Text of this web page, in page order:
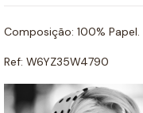
Composição: 100% Papel.
Ref: W6YZ35W4790